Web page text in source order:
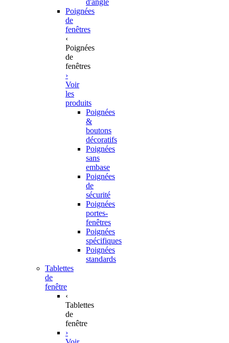
Poignées
de
fenêtres
‹
Poignées
de
fenêtres
›
Voir
les
produits
Poignées
&
boutons
décoratifs
Poignées
sans
embase
Poignées
de
sécurité
Poignées
portes-
fenêtres
Poignées
spécifiques
Poignées
standards
Tablettes
de
fenêtre
‹
Tablettes
de
fenêtre
›